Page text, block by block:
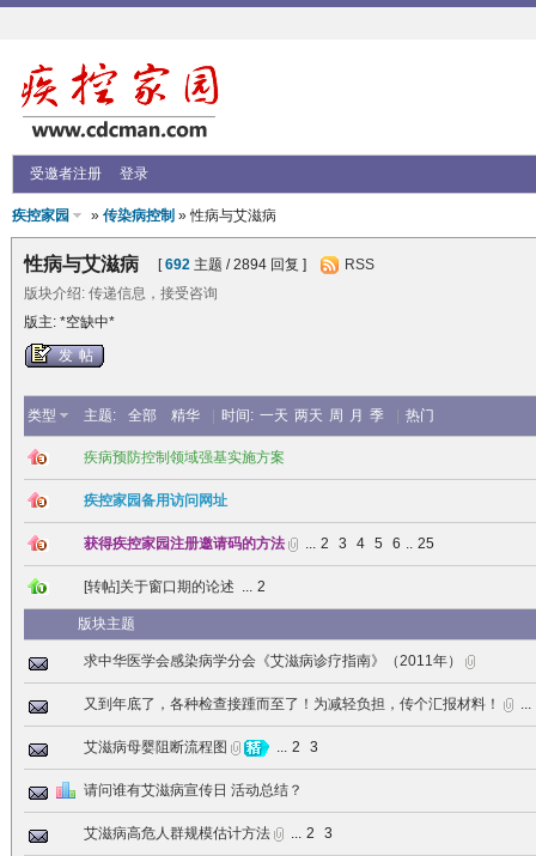
受邀者注册 登录
疾控家园 » 传染病控制 » 性病与艾滋病
性病与艾滋病 [692主题 / 2894 回复 ]
RSS
版块介绍: 传递信息，接受咨询
版主: *空缺中*
发帖
类型 主题: 全部 精华 时间: 一天 两天 周 月 季 热门
疾病预防控制领域强基实施方案
疾控家园备用访问网址
获得疾控家园注册邀请码的方法 ... 2 3 4 5 6 .. 25
[转帖]关于窗口期的论述 ... 2
版块主题
求中华医学会感染病学分会《艾滋病诊疗指南》（2011年）
又到年底了，各种检查接踵而至了！为减轻负担，传个汇报材料！ ...
艾滋病母婴阻断流程图 ... 2 3
请问谁有艾滋病宣传日 活动总结？
艾滋病高危人群规模估计方法 ... 2 3